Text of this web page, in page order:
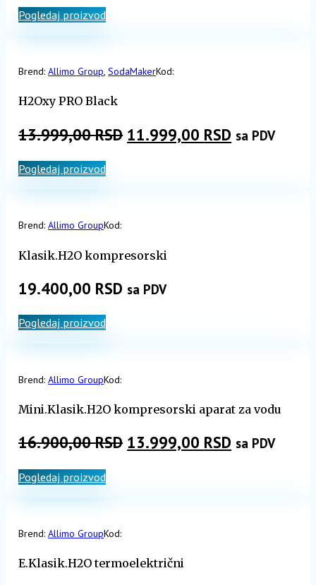
Pogledaj proizvod
Brend:Allimo Group,SodaMakerKod:
H2Oxy PRO Black
13.999,00RSD Originalna
11.999,00 RSD Trenutna
sa PDV
Pogledaj proizvod
Brend:Allimo GroupKod:
Klasik.H2O kompresorski
19.400,00 RSD sa PDV
Pogledaj proizvod
Brend:Allimo GroupKod:
Mini.Klasik.H2O kompresorski aparat za vodu
16.900,00RSD Originalna
13.999,00 RSD Trenutna
sa PDV
Pogledaj proizvod
Brend:Allimo GroupKod:
E.Klasik.H2O termoelektrični